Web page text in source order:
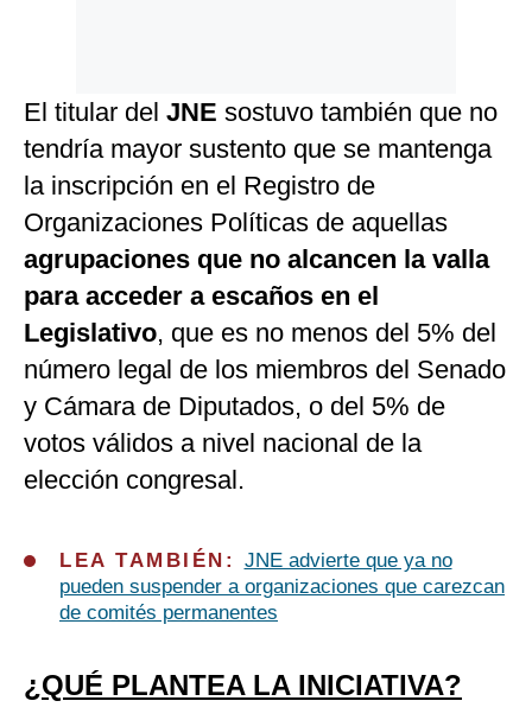
El titular del JNE sostuvo también que no
tendría mayor sustento que se mantenga
la inscripción en el Registro de
Organizaciones Políticas de aquellas
agrupaciones que no alcancen la valla
para acceder a escaños en el
Legislativo, que es no menos del 5% del
número legal de los miembros del Senado
y Cámara de Diputados, o del 5% de
votos válidos a nivel nacional de la
elección congresal.
LEA TAMBIÉN: JNE advierte que ya no
pueden suspender a organizaciones que carezcan
de comités permanentes
¿QUÉ PLANTEA LA INICIATIVA?